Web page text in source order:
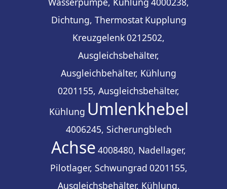
Dichtung, Thermostat Kupplung
Kreuzgelenk0212502,
Ausgleichsbehälter,
Ausgleichbehälter, Kühlung
0201155, Ausgleichsbehälter,
Kühlung Umlenkhebel
4006245, Sicherungblech
Achse 4008480, Nadellager,
Pilotlager, Schwungrad 0201155,
Ausgleichsbehälter, Kühlung,